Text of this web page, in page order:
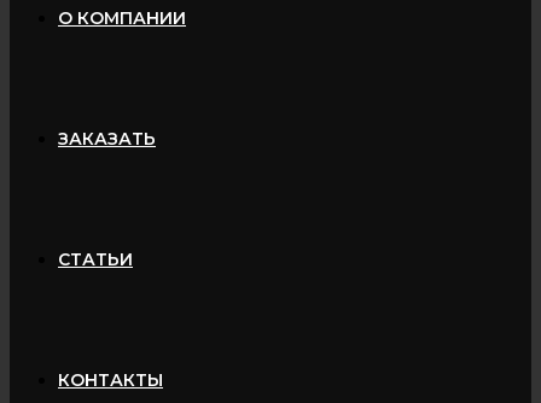
О КОМПАНИИ
ЗАКАЗАТЬ
СТАТЬИ
КОНТАКТЫ